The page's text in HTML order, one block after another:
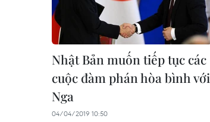
Nhật Bản muốn tiếp tục các
cuộc đàm phán hòa bình với
Nga
04/04/2019 10:50